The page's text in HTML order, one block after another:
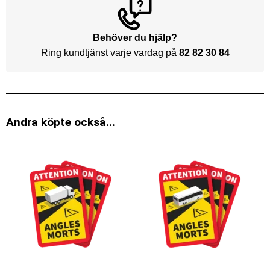
Behöver du hjälp?
Ring kundtjänst varje vardag på 82 82 30 84
Andra köpte också...